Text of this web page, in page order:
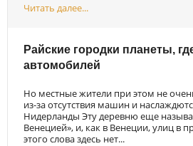
Читать далее...
Райские городки планеты,
автомобилей
Но местные жители при этом не
из-за отсутствия машин и
Нидерланды Эту деревню еще
Венецией», и, как в Венеции, улиц в
этого слова здесь нет...